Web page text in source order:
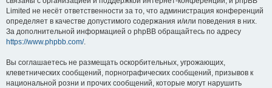
Limited не несёт ответственности за то, что администрация конференций
определяет в качестве допустимого содержания и/или поведения в них.
За дополнительной информацией о phpBB обращайтесь по адресу
https://www.phpbb.com/.
Вы соглашаетесь не размещать оскорбительных, угрожающих,
клеветнических сообщений, порнографических сообщений, призывов к
национальной розни и прочих сообщений, которые могут нарушить